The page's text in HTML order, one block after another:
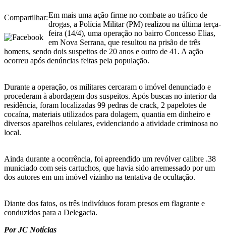
Compartilhar:Em mais uma ação firme no combate ao tráfico de
drogas, a Polícia Militar (PM) realizou na última terça-
feira (14/4), uma operação no bairro Concesso Elias,
em Nova Serrana, que resultou na prisão de três
homens, sendo dois suspeitos de 20 anos e outro de 41. A ação
ocorreu após denúncias feitas pela população.
Durante a operação, os militares cercaram o imóvel denunciado e
procederam à abordagem dos suspeitos. Após buscas no interior da
residência, foram localizadas 99 pedras de crack, 2 papelotes de
cocaína, materiais utilizados para dolagem, quantia em dinheiro e
diversos aparelhos celulares, evidenciando a atividade criminosa no
local.
Ainda durante a ocorrência, foi apreendido um revólver calibre .38
municiado com seis cartuchos, que havia sido arremessado por um
dos autores em um imóvel vizinho na tentativa de ocultação.
Diante dos fatos, os três indivíduos foram presos em flagrante e
conduzidos para a Delegacia.
Por JC Notícias